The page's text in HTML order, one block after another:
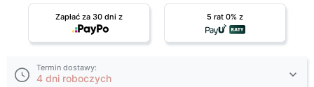
Zapłać za 30 dni z 5 rat 0% z
Termin dostawy:
4 dni roboczych